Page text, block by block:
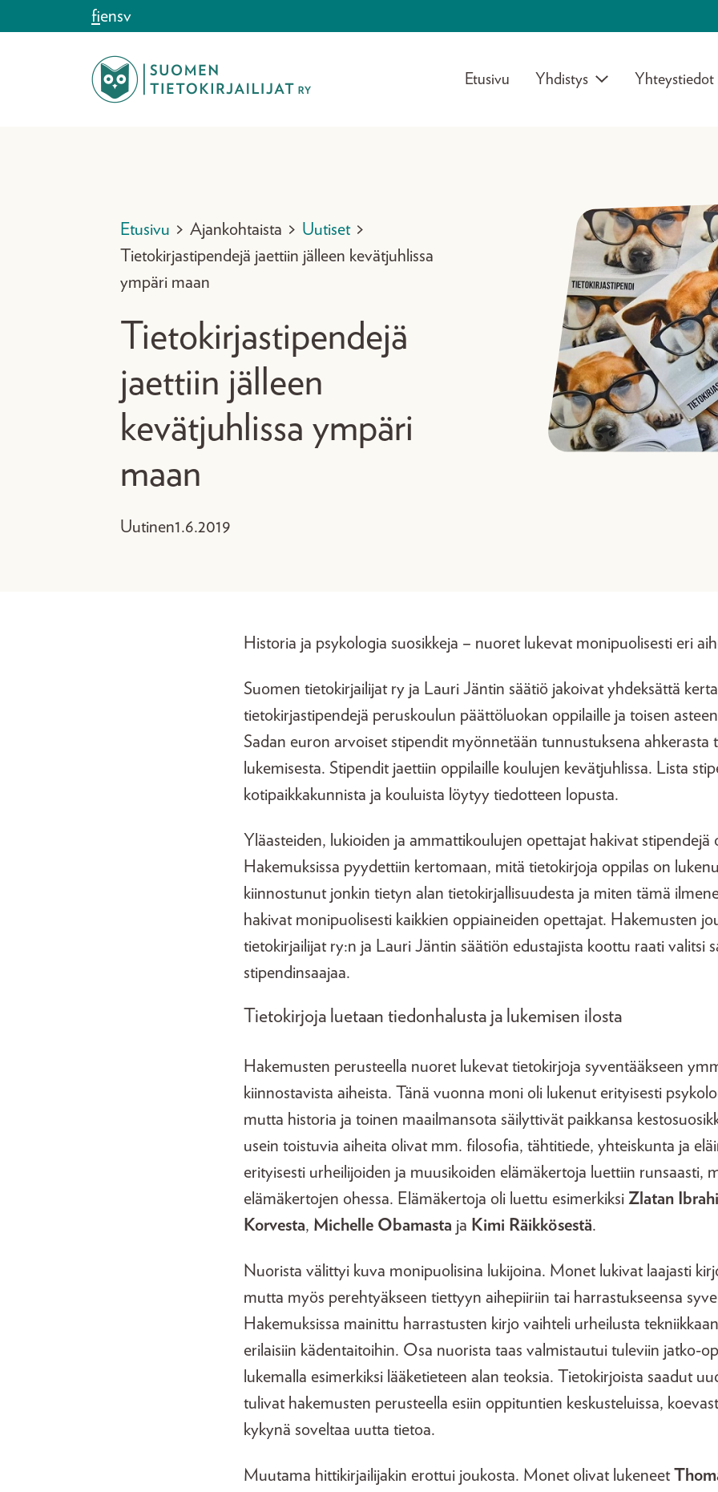
Siirry sisältöönfiensv
Etusivu Yhdistys Yhteystiedot
Etusivu > Ajankohtaista > Uutiset >
Tietokirjastipendejä jaettiin jälleen kevätjuhlissa
ympäri maan
Tietokirjastipendejä
jaettiin jälleen
kevätjuhlissa ympäri
maan
Uutinen1.6.2019
Historia ja psykologia suosikkeja – nuoret lukevat monipuolisesti eri
Suomen tietokirjailijat ry ja Lauri Jäntin säätiö jakoivat yhdeksättä
tietokirjastipendejä peruskoulun päättöluokan oppilaille ja toisen
Sadan euron arvoiset stipendit myönnetään tunnustuksena ahkerasta
lukemisesta. Stipendit jaettiin oppilaille koulujen kevätjuhlissa. Lista
kotipaikkakunnista ja kouluista löytyy tiedotteen lopusta.
Yläasteiden, lukioiden ja ammattikoulujen opettajat hakivat stipendejä
Hakemuksissa pyydettiin kertomaan, mitä tietokirjoja oppilas on
kiinnostunut jonkin tietyn alan tietokirjallisuudesta ja miten tämä
hakivat monipuolisesti kaikkien oppiaineiden opettajat. Hakemusten
tietokirjailijat ry:n ja Lauri Jäntin säätiön edustajista koottu raati valitsi
stipendinsaajaa.
Tietokirjoja luetaan tiedonhalusta ja lukemisen ilosta
Hakemusten perusteella nuoret lukevat tietokirjoja syventääkseen
kiinnostavista aiheista. Tänä vuonna moni oli lukenut erityisesti
mutta historia ja toinen maailmansota säilyttivät paikkansa
usein toistuvia aiheita olivat mm. filosofia, tähtitiede, yhteiskunta ja
erityisesti urheilijoiden ja muusikoiden elämäkertoja luettiin runsaasti,
elämäkertojen ohessa. Elämäkertoja oli luettu esimerkiksi Zlatan
Korvesta, Michelle Obamasta ja Kimi Räikkösestä.
Nuorista välittyi kuva monipuolisina lukijoina. Monet lukivat laajasti
mutta myös perehtyäkseen tiettyyn aihepiiriin tai harrastukseensa
Hakemuksissa mainittu harrastusten kirjo vaihteli urheilusta
erilaisiin kädentaitoihin. Osa nuorista taas valmistautui tuleviin jatko-
lukemalla esimerkiksi lääketieteen alan teoksia. Tietokirjoista saadut
tulivat hakemusten perusteella esiin oppituntien keskusteluissa,
kykynä soveltaa uutta tietoa.
Muutama hittikirjailijakin erottui joukosta. Monet olivat lukeneet